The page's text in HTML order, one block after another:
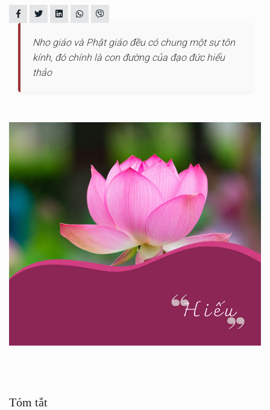
Nho giáo và Phật giáo đều có chung một sự tôn
kính, đó chính là con đường của đạo đức hiểu
thảo
Tóm tắt